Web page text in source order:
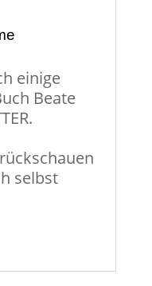
einige
Beate
selbst